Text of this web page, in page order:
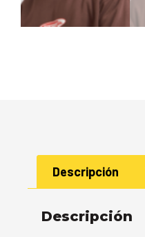
Descripción
Descripción